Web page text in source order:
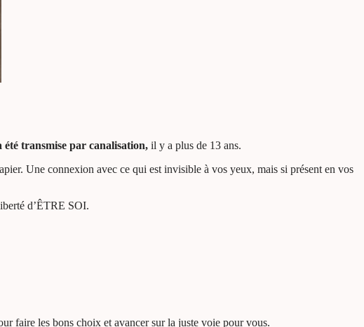
été transmise par canalisation, il y a plus de 13 ans.
Une connexion avec ce qui est invisible à vos yeux, mais si présent en vos
d’ÊTRE SOI.
faire les bons choix et avancer sur la juste voie pour vous.